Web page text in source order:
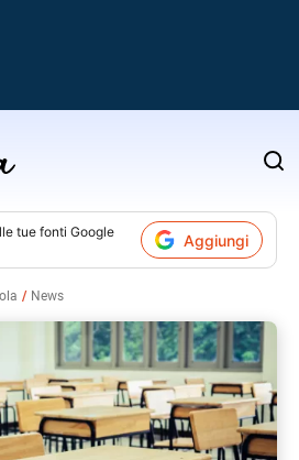
tue fonti Google
Aggiungi
News